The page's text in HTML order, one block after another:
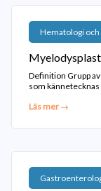
Hematologi och
Definition Grupp
som
Läs mer →